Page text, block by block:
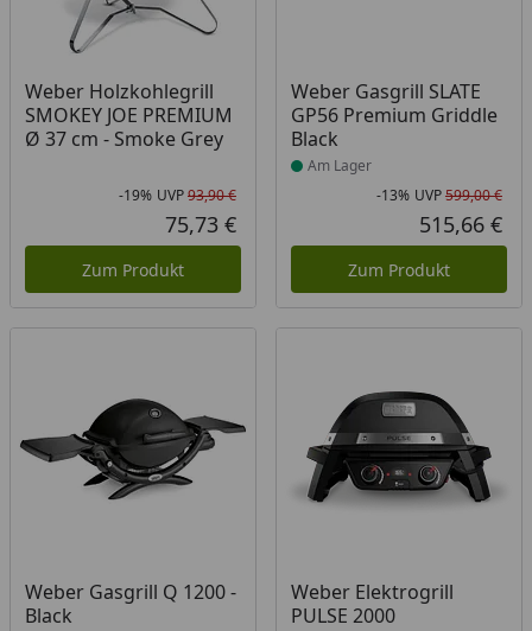
Weber Holzkohlegrill
SMOKEY JOE PREMIUM
Ø 37 cm - Smoke Grey
Rabatt in Prozent
-19%
Ursprünglicher Preis
UVP93,90 €
Aktueller Preis
75,73 €
Zum Produkt
Weber Gasgrill SLATE
GP56 Premium Griddle
Black
Produkt am Lager
Am Lager
-13% UVP599,00 €
515,66 €
Zum Produkt
Weber Gasgrill Q 1200 -
Black
Produkt nicht lieferbar
Weber Elektrogrill
PULSE 2000
Produkt nicht lieferbar